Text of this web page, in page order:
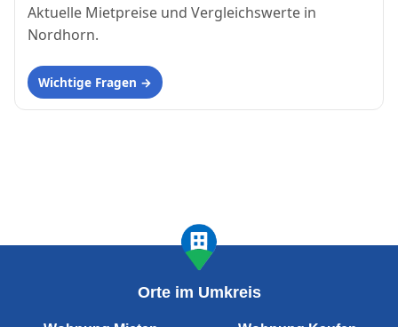
Aktuelle Mietpreise und Vergleichswerte in
Nordhorn.
Wichtige Fragen
Orte im Umkreis